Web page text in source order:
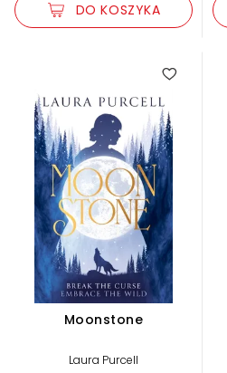
DO KOSZYKA
Moonstone
Laura Purcell